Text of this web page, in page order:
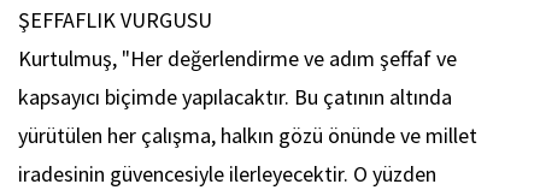
ŞEFFAFLIK VURGUSU
Kurtulmuş, "Her değerlendirme ve adım şeffaf ve
kapsayıcı biçimde yapılacaktır. Bu çatının altında
yürütülen her çalışma, halkın gözü önünde ve millet
iradesinin güvencesiyle ilerleyecektir. O yüzden